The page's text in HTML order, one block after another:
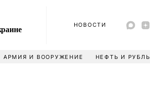
НОВОСТИ
АРМИЯ И ВООРУЖЕНИЕ НЕФТЬ И РУБЛЬ